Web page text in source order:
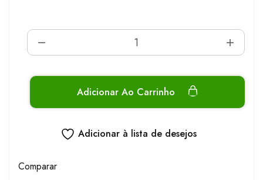
Adicionar Ao Carrinho
Adicionar à lista de desejos
Comparar